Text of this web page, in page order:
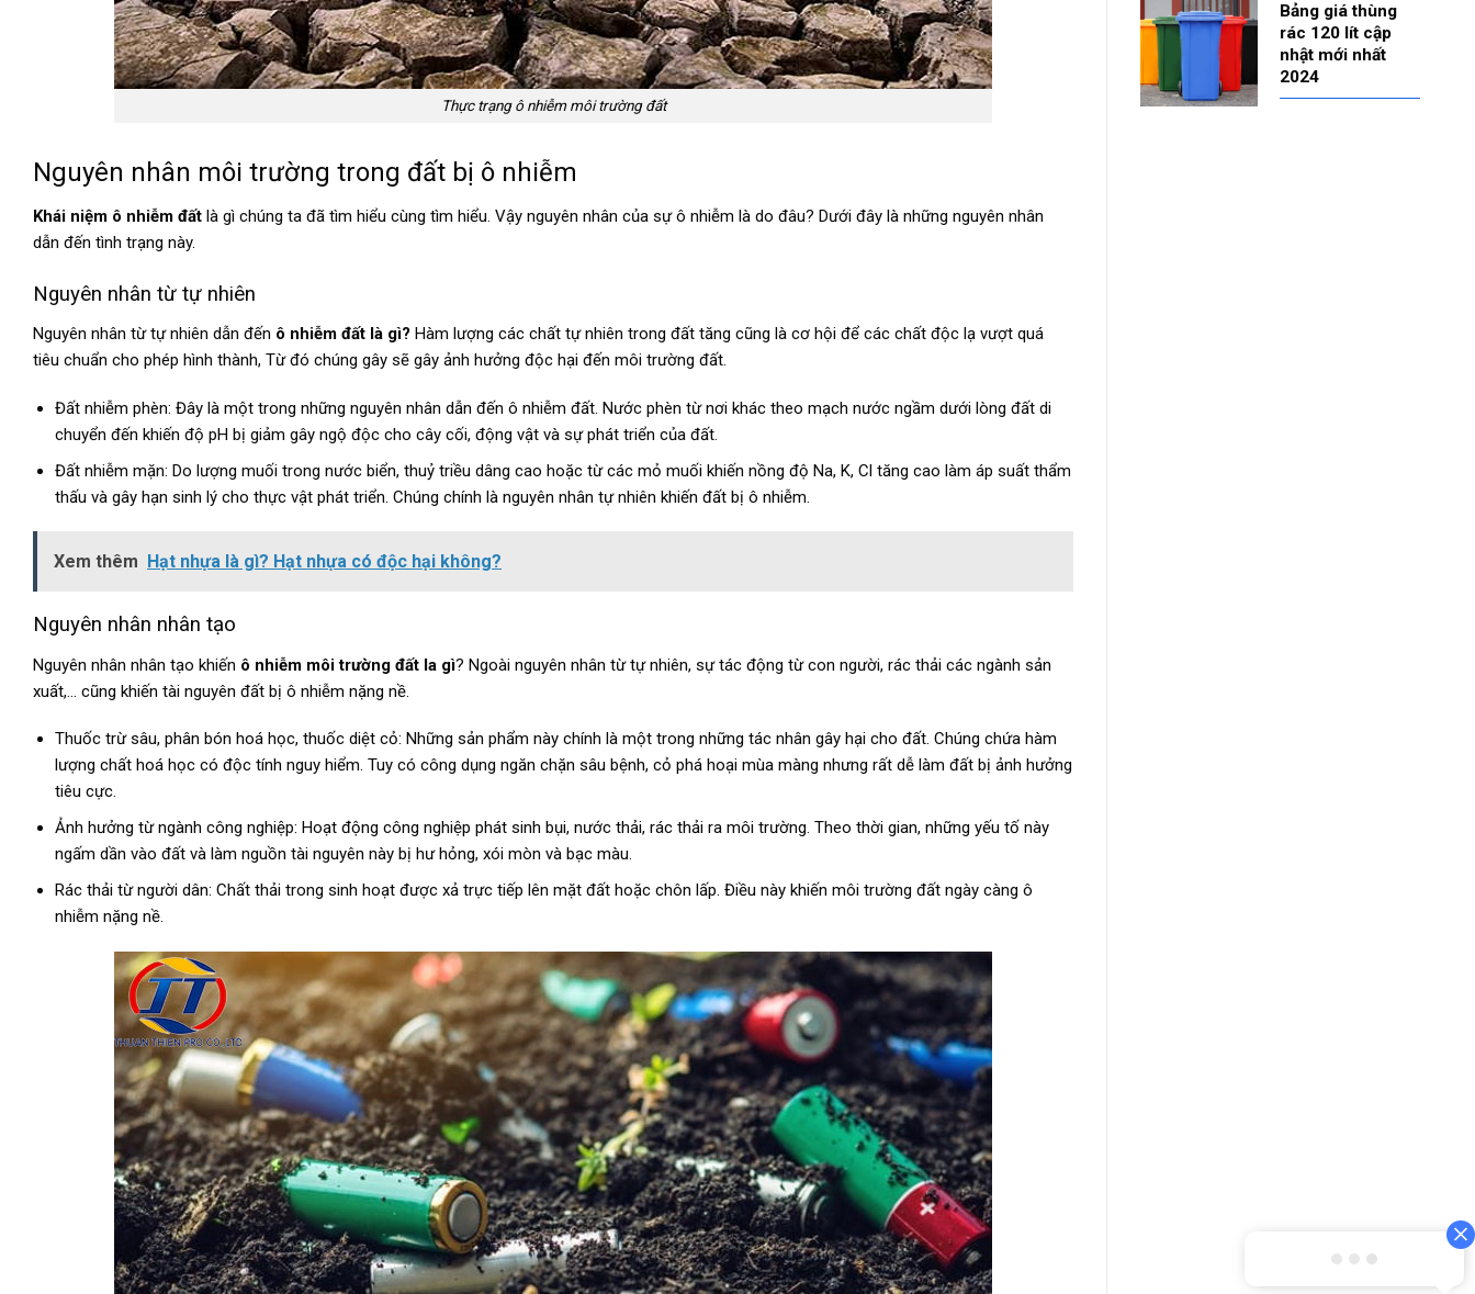
Thực trạng ô nhiễm môi trường đất
Nguyên nhân môi trường trong đất bị ô nhiễm
Khái niệm ô nhiễm đất là gì chúng ta đã tìm hiểu cùng tìm hiểu. Vậy nguyên nhân của sự ô nhiễm là do đâu? Dưới đây là những nguyên nhân
dẫn đến tình trạng này.
Nguyên nhân từ tự nhiên
Nguyên nhân từ tự nhiên dẫn đến ô nhiễm đất là gì? Hàm lượng các chất tự nhiên trong đất tăng cũng là cơ hội để các chất độc lạ vượt quá
tiêu chuẩn cho phép hình thành, Từ đó chúng gây sẽ gây ảnh hưởng độc hại đến môi trường đất.
Đất nhiễm phèn: Đây là một trong những nguyên nhân dẫn đến ô nhiễm đất. Nước phèn từ nơi khác theo mạch nước ngầm dưới lòng đất di
chuyển đến khiến độ pH bị giảm gây ngộ độc cho cây cối, động vật và sự phát triển của đất.
Đất nhiễm mặn: Do lượng muối trong nước biển, thuỷ triều dâng cao hoặc từ các mỏ muối khiến nồng độ Na, K, Cl tăng cao làm áp suất thẩm
thấu và gây hạn sinh lý cho thực vật phát triển. Chúng chính là nguyên nhân tự nhiên khiến đất bị ô nhiễm.
Xem thêm Hạt nhựa là gì? Hạt nhựa có độc hại không?
Nguyên nhân nhân tạo
Nguyên nhân nhân tạo khiến ô nhiễm môi trường đất la gì? Ngoài nguyên nhân từ tự nhiên, sự tác động từ con người, rác thải các ngành sản
xuất,… cũng khiến tài nguyên đất bị ô nhiễm nặng nề.
Thuốc trừ sâu, phân bón hoá học, thuốc diệt cỏ: Những sản phẩm này chính là một trong những tác nhân gây hại cho đất. Chúng chứa hàm
lượng chất hoá học có độc tính nguy hiểm. Tuy có công dụng ngăn chặn sâu bệnh, cỏ phá hoại mùa màng nhưng rất dễ làm đất bị ảnh hưởng
tiêu cực.
Ảnh hưởng từ ngành công nghiệp: Hoạt động công nghiệp phát sinh bụi, nước thải, rác thải ra môi trường. Theo thời gian, những yếu tố này
ngấm dần vào đất và làm nguồn tài nguyên này bị hư hỏng, xói mòn và bạc màu.
Rác thải từ người dân: Chất thải trong sinh hoạt được xả trực tiếp lên mặt đất hoặc chôn lấp. Điều này khiến môi trường đất ngày càng ô
nhiễm nặng nề.
Bảng giá thùng
rác 120 lít cập
nhật mới nhất
2024